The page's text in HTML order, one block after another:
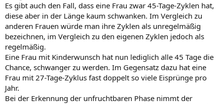
Es gibt auch den Fall, dass eine Frau zwar 45-Tage-Zyklen hat,
diese aber in der Länge kaum schwanken. Im Vergleich zu
anderen Frauen würde man ihre Zyklen als unregelmäßig
bezeichnen, im Vergleich zu den eigenen Zyklen jedoch als
regelmäßig.
Eine Frau mit Kinderwunsch hat nun lediglich alle 45 Tage die
Chance, schwanger zu werden. Im Gegensatz dazu hat eine
Frau mit 27-Tage-Zyklus fast doppelt so viele Eisprünge pro
Jahr.
Bei der Erkennung der unfruchtbaren Phase nimmt der